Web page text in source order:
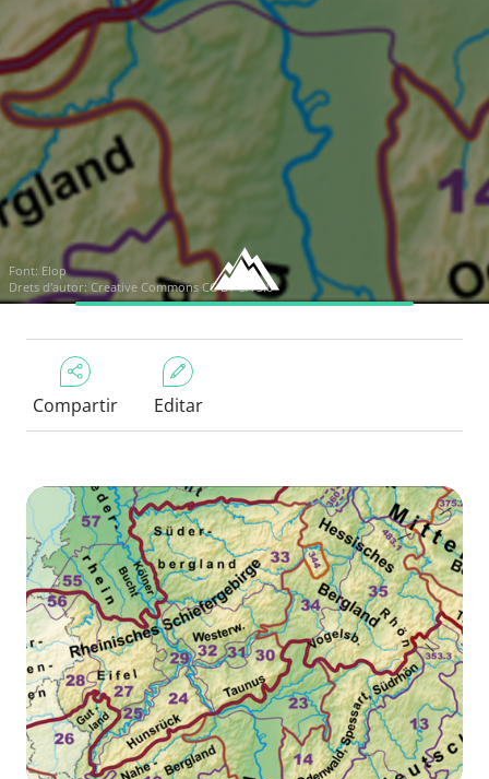
Font: Elop
Drets d'autor: Creative Commons CC BY-SA 3.0
Compartir Editar